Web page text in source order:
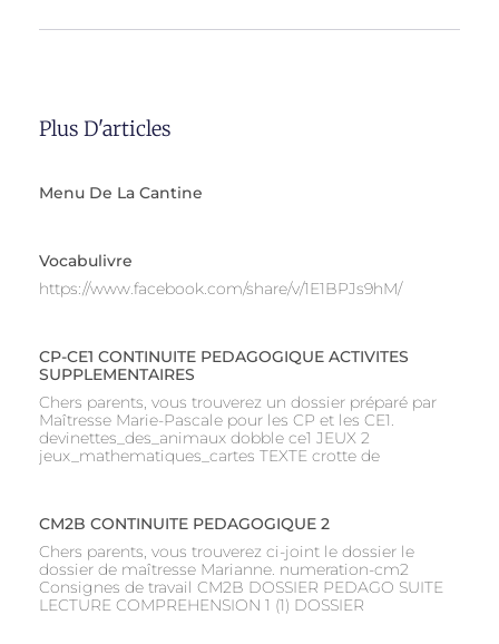
Plus D'articles
Menu De La Cantine
Vocabulivre
https://www.facebook.com/share/v/1E1BPJs9hM/
CP-CE1 CONTINUITE PEDAGOGIQUE ACTIVITES
SUPPLEMENTAIRES
Chers parents, vous trouverez un dossier préparé par
Maîtresse Marie-Pascale pour les CP et les CE1.
devinettes_des_animaux dobble ce1 JEUX 2
jeux_mathematiques_cartes TEXTE crotte de
CM2B CONTINUITE PEDAGOGIQUE 2
Chers parents, vous trouverez ci-joint le dossier le
dossier de maîtresse Marianne. numeration-cm2
Consignes de travail CM2B DOSSIER PEDAGO SUITE
LECTURE COMPREHENSION 1 (1) DOSSIER